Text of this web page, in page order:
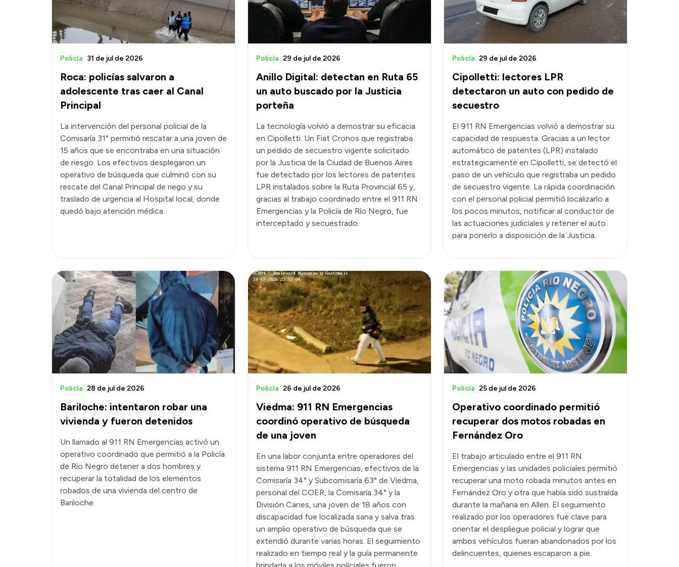
Roca: policías salvaron a
adolescente tras caer al Canal
Principal
Policía 31 de jul de 2026
La intervención del personal policial de la
Comisaría 31° permitió rescatar a una joven de
15 años que se encontraba en una situación
de riesgo. Los efectivos desplegaron un
operativo de búsqueda que culminó con su
rescate del Canal Principal de riego y su
traslado de urgencia al Hospital local, donde
quedó bajo atención médica.
Anillo Digital: detectan en Ruta 65
un auto buscado por la Justicia
porteña
Policía 29 de jul de 2026
La tecnología volvió a demostrar su eficacia
en Cipolletti. Un Fiat Cronos que registraba
un pedido de secuestro vigente solicitado
por la Justicia de la Ciudad de Buenos Aires
fue detectado por los lectores de patentes
LPR instalados sobre la Ruta Provincial 65 y,
gracias al trabajo coordinado entre el 911 RN
Emergencias y la Policía de Río Negro, fue
interceptado y secuestrado.
Cipolletti: lectores LPR
detectaron un auto con pedido de
secuestro
Policía 29 de jul de 2026
El 911 RN Emergencias volvió a demostrar su
capacidad de respuesta. Gracias a un lector
automático de patentes (LPR) instalado
estrategicamente en Cipolletti, se detectó el
paso de un vehículo que registraba un pedido
de secuestro vigente. La rápida coordinación
con el personal policial permitió localizarlo a
los pocos minutos, notificar al conductor de
las actuaciones judiciales y retener el auto
para ponerlo a disposición de la Justicia.
Bariloche: intentaron robar una
vivienda y fueron detenidos
Policía 28 de jul de 2026
Un llamado al 911 RN Emergencias activó un
operativo coordinado que permitió a la Policía
de Río Negro detener a dos hombres y
recuperar la totalidad de los elementos
robados de una vivienda del centro de
Bariloche.
Viedma: 911 RN Emergencias
coordinó operativo de búsqueda
de una joven
Policía 26 de jul de 2026
En una labor conjunta entre operadores del
sistema 911 RN Emergencias, efectivos de la
Comisaría 34° y Subcomisaría 63° de Viedma,
personal del COER, la Comisaría 34° y la
División Canes, una joven de 18 años con
discapacidad fue localizada sana y salva tras
un amplio operativo de búsqueda que se
extendió durante varias horas. El seguimiento
realizado en tiempo real y la guía permanente
Operativo coordinado permitió
recuperar dos motos robadas en
Fernández Oro
Policía 25 de jul de 2026
El trabajo articulado entre el 911 RN
Emergencias y las unidades policiales permitió
recuperar una moto robada minutos antes en
Fernández Oro y otra que había sido sustraída
durante la mañana en Allen. El seguimiento
realizado por los operadores fue clave para
orientar el despliegue policial y lograr que
ambos vehículos fueran abandonados por los
delincuentes, quienes escaparon a pie.